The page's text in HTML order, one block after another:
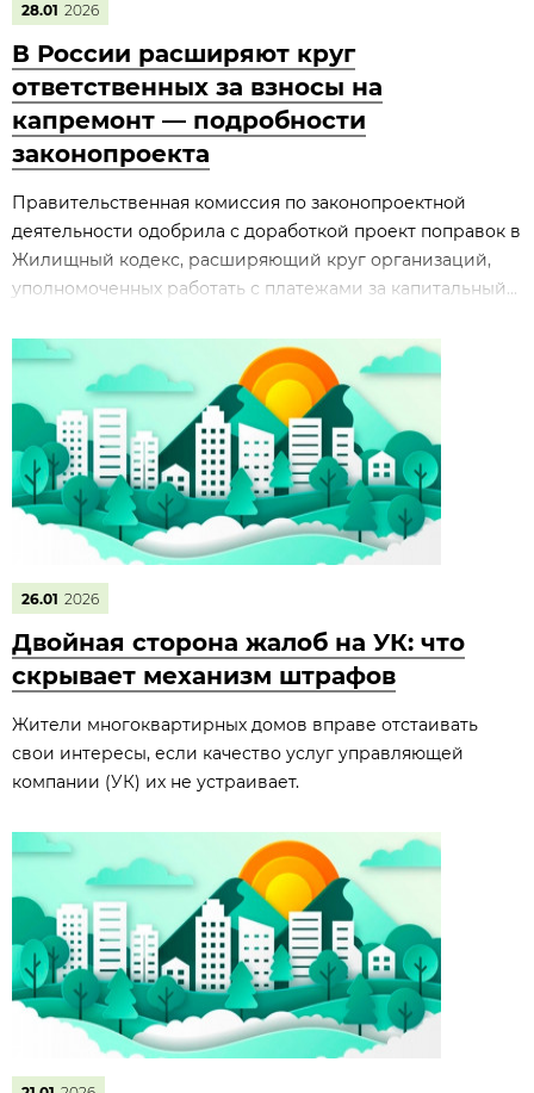
28.01 2026
В России расширяют круг
ответственных за взносы на
капремонт — подробности
законопроекта
Правительственная комиссия по законопроектной
деятельности одобрила с доработкой проект поправок в
Жилищный кодекс, расширяющий круг организаций,
уполномоченных работать с платежами за капитальный...
26.01 2026
Двойная сторона жалоб на УК: что
скрывает механизм штрафов
Жители многоквартирных домов вправе отстаивать
свои интересы, если качество услуг управляющей
компании (УК) их не устраивает.